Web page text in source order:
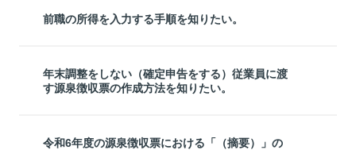
前職の所得を入力する手順を知りたい。
年末調整をしない（確定申告をする）従業員に渡
す源泉徴収票の作成方法を知りたい。
令和6年度の源泉徴収票における「（摘要）」の